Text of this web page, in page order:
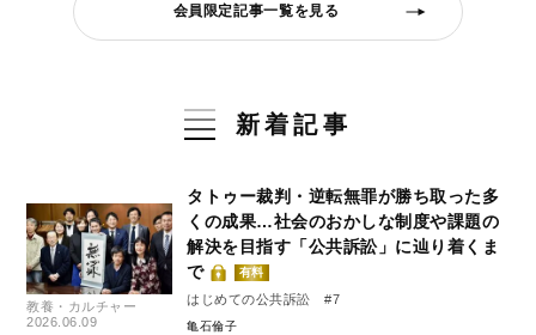
会員限定記事一覧を見る
新着記事
教養・カルチャー
2026.06.09
タトゥー裁判・逆転無罪が勝ち取った多
くの成果…社会のおかしな制度や課題の
解決を目指す「公共訴訟」に辿り着くま
で
有料
はじめての公共訴訟 #7
亀石倫子